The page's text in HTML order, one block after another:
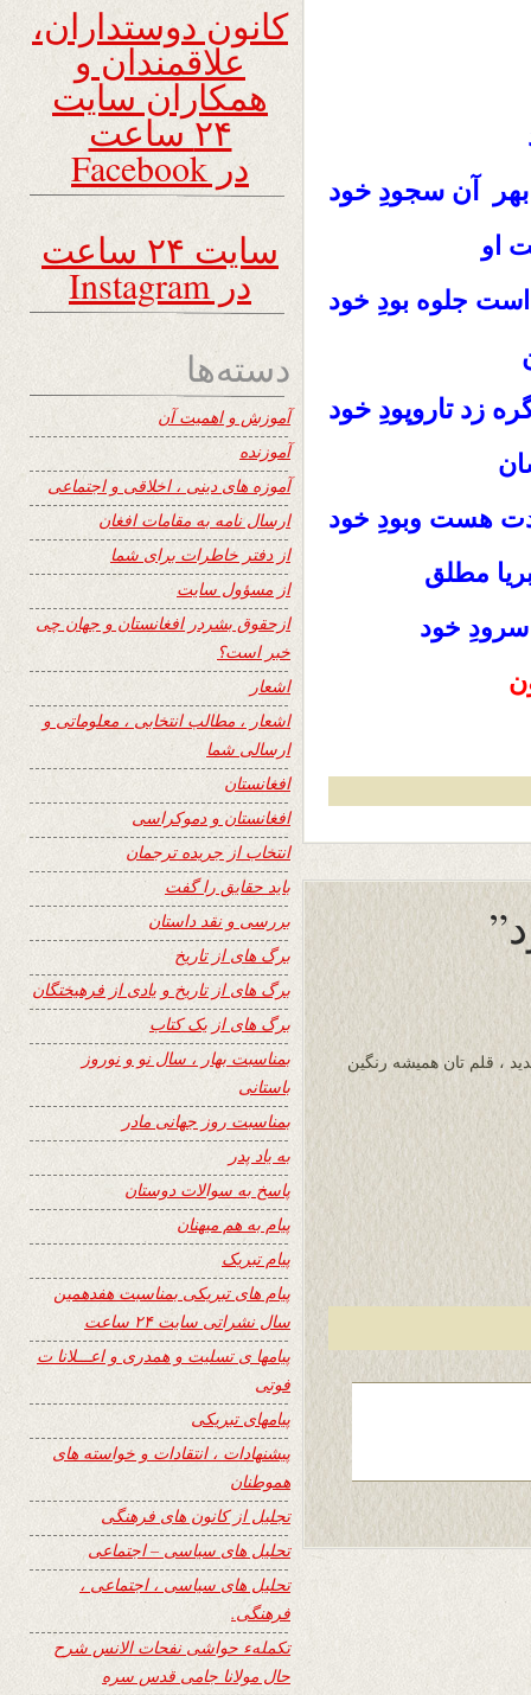
بهر آن سجودِ خود
او
جلوه بودِ خود
زد تاروپودِ خود
هست وبودِ خود
مطلق
سرودِ خود
، قلم تان همیشه رنگین
کانون دوستداران،
علاقمندان و
همکاران سایت
۲۴ ساعت
در Facebook
سایت ۲۴ ساعت
در Instagram
دسته‌ها
آموزش و اهمیت آن
آموزنده
آموزه های دینی ، اخلاقی و اجتماعی
ارسال نامه به مقامات افغان
از دفتر خاطرات برای شما
از مسؤول سایت
ازحقوق بشردر افغانستان و جهان چی
خبر است؟
اشعار
اشعار ، مطالب انتخابی ، معلوماتی و
ارسالی شما
افغانستان
افغانستان و دموکراسی
انتخاب از جریده ترجمان
باید حقایق را گفت
بررسی و نقد داستان
برگ های از تاریخ
برگ های از تاریخ و یادی از فرهیختگان
برگ های از یک کتاب
بمناسبت بهار ، سال نو و نوروز
باستانی
بمناسبت روز جهانی مادر
به یاد پدر
پاسخ به سوالات دوستان
پیام به هم میهنان
پیام تبریک
پیام های تبریکی بمناسبت هفدهمین
سال نشراتی سایت ۲۴ ساعت
پیامها ی تسلیت و همدری و اعـــلانا ت
فوتی
پیامهای تبریکی
پیشنهادات ، انتقادات و خواسته های
هموطنان
تجلیل از کانون های فرهنگی
تحلیل های سیاسی – اجتماعی
تحلیل های سیاسی ، اجتماعی ،
فرهنگی.
تکملهء حواشی نفحات الانس شرح
حال مولانا جامی قدس سره